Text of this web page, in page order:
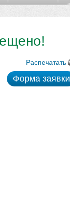
Распечатать
Форма заявки